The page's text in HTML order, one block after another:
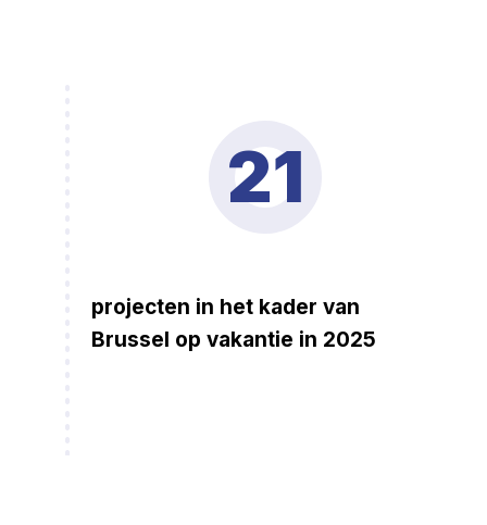
21
projecten in het kader van
Brussel op vakantie in 2025